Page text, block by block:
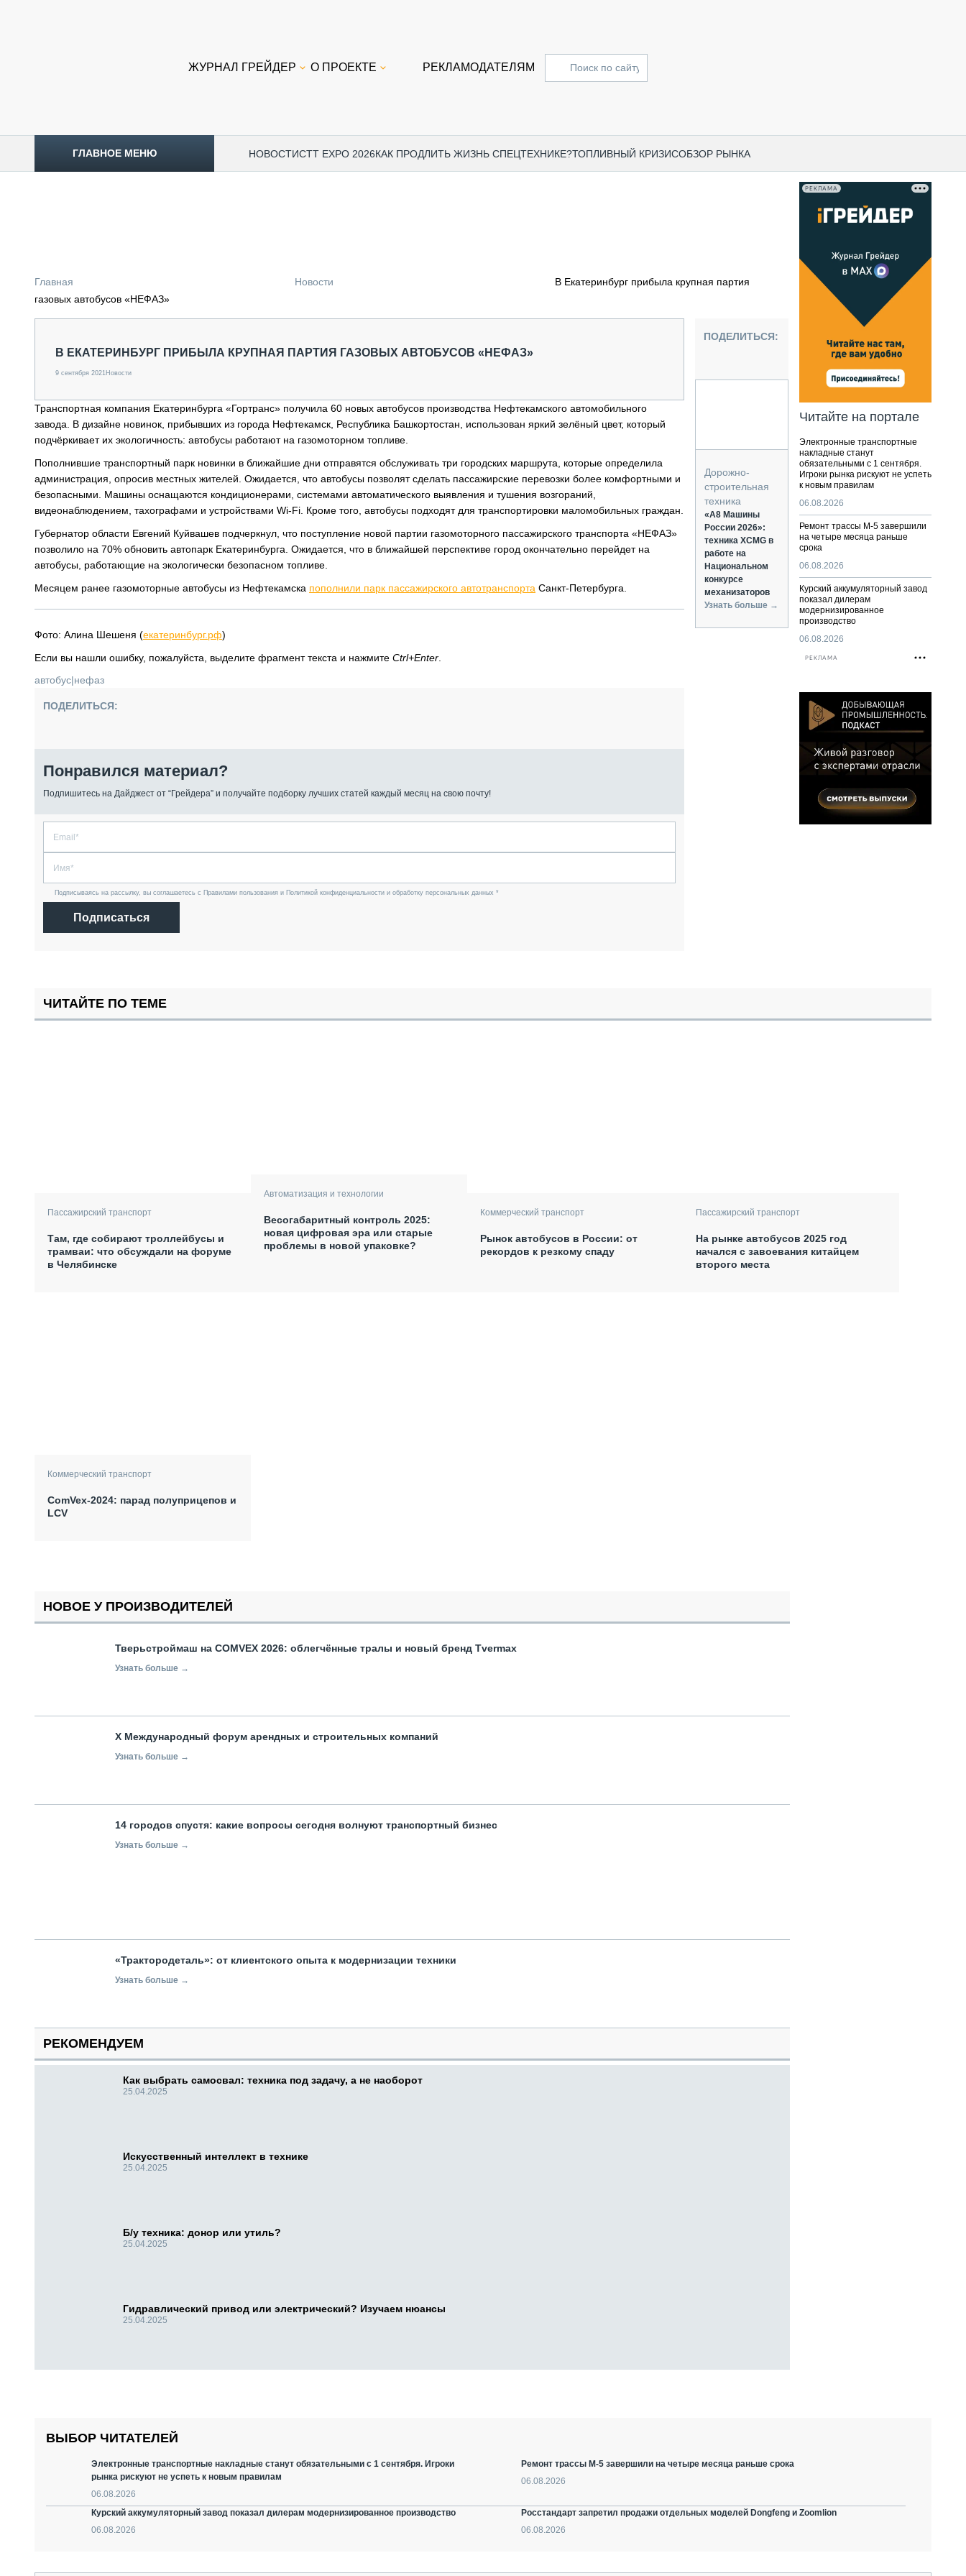
ЖУРНАЛ ГРЕЙДЕР О ПРОЕКТЕ РЕКЛАМОДАТЕЛЯМ
ГЛАВНОЕ МЕНЮ НОВОСТИCTT EXPO 2026КАК ПРОДЛИТЬ ЖИЗНЬ СПЕЦТЕХНИКЕ?ТОПЛИВНЫЙ КРИЗИСОБЗОР РЫНКА
ОБЗОР РЫНКА
ГРУЗОПЕРЕВОЗКИ
ИСПЫТАТЕЛИ
ТЕХНОЛОГИИ
ДОРОЖНАЯ ИНДУСТРИЯ
СЕРВИСМЕНЫ
ПОДЪЁМНАЯ ТЕХНИКА
ПАССАЖИРСКИЙ ТРАНСПОРТ
КАРЬЕРНАЯ ТЕХНИКА
ЛОГИСТИКА И СКЛАД
КОМПЛЕКТУЮЩИЕ И СЕРВИС
Главная Новости
В Екатеринбург прибыла крупная партия
газовых автобусов «НЕФАЗ»
В ЕКАТЕРИНБУРГ ПРИБЫЛА КРУПНАЯ ПАРТИЯ ГАЗОВЫХ АВТОБУСОВ «НЕФАЗ»
9 сентября 2021Новости
Транспортная компания Екатеринбурга «Гортранс» получила 60 новых автобусов производства Нефтекамского автомобильного
завода. В дизайне новинок, прибывших из города Нефтекамск, Республика Башкортостан, использован яркий зелёный цвет, который
подчёркивает их экологичность: автобусы работают на газомоторном топливе.
Пополнившие транспортный парк новинки в ближайшие дни отправятся обслуживать три городских маршрута, которые определила
администрация, опросив местных жителей. Ожидается, что автобусы позволят сделать пассажирские перевозки более комфортными и
безопасными. Машины оснащаются кондиционерами, системами автоматического выявления и тушения возгораний,
видеонаблюдением, тахографами и устройствами Wi-Fi. Кроме того, автобусы подходят для транспортировки маломобильных граждан.
Губернатор области Евгений Куйвашев подчеркнул, что поступление новой партии газомоторного пассажирского транспорта «НЕФАЗ»
позволило на 70% обновить автопарк Екатеринбурга. Ожидается, что в ближайшей перспективе город окончательно перейдет на
автобусы, работающие на экологически безопасном топливе.
Месяцем ранее газомоторные автобусы из Нефтекамска пополнили парк пассажирского автотранспорта Санкт-Петербурга.
Фото: Алина Шешеня (екатеринбург.рф)
Если вы нашли ошибку, пожалуйста, выделите фрагмент текста и нажмите Ctrl+Enter
автобус|нефаз
ПОДЕЛИТЬСЯ:
Понравился материал?
Подпишитесь на Дайджест от “Грейдера” и получайте подборку лучших статей каждый месяц на свою почту!
Подписываясь на рассылку, вы соглашаетесь с Правилами пользования и Политикой конфиденциальности и обработку персональных данных *
Подписаться
ПОДЕЛИТЬСЯ:
Дорожно-
строительная
техника
«А8 Машины
России 2026»:
техника XCMG в
работе на
Национальном
конкурсе
механизаторов
Узнать больше →
РЕКЛАМА
Читайте на портале
Электронные транспортные
накладные станут
обязательными с 1 сентября.
Игроки рынка рискуют не успеть
к новым правилам
06.08.2026
Ремонт трассы М-5 завершили
на четыре месяца раньше
срока
06.08.2026
Курский аккумуляторный завод
показал дилерам
модернизированное
производство
06.08.2026
РЕКЛАМА
ЧИТАЙТЕ ПО ТЕМЕ
Пассажирский транспорт
Там, где собирают троллейбусы и
трамваи: что обсуждали на форуме
в Челябинске
Автоматизация и технологии
Весогабаритный контроль 2025:
новая цифровая эра или старые
проблемы в новой упаковке?
Коммерческий транспорт
Рынок автобусов в России: от
рекордов к резкому спаду
Пассажирский транспорт
На рынке автобусов 2025 год
начался с завоевания китайцем
второго места
Коммерческий транспорт
ComVex-2024: парад полуприцепов и
LCV
НОВОЕ У ПРОИЗВОДИТЕЛЕЙ
Тверьстроймаш на COMVEX 2026: облегчённые тралы и новый бренд Tvermax
Узнать больше →
X Международный форум арендных и строительных компаний
Узнать больше →
14 городов спустя: какие вопросы сегодня волнуют транспортный бизнес
Узнать больше →
«Трактородеталь»: от клиентского опыта к модернизации техники
Узнать больше →
РЕКОМЕНДУЕМ
Как выбрать самосвал: техника под задачу, а не наоборот
25.04.2025
Искусственный интеллект в технике
25.04.2025
Б/у техника: донор или утиль?
25.04.2025
Гидравлический привод или электрический? Изучаем нюансы
25.04.2025
ВЫБОР ЧИТАТЕЛЕЙ
Электронные транспортные накладные станут обязательными с 1 сентября. Игроки
рынка рискуют не успеть к новым правилам
06.08.2026
Ремонт трассы М-5 завершили на четыре месяца раньше срока
06.08.2026
Курский аккумуляторный завод показал дилерам модернизированное производство
06.08.2026
Росстандарт запретил продажи отдельных моделей Dongfeng и Zoomlion
06.08.2026